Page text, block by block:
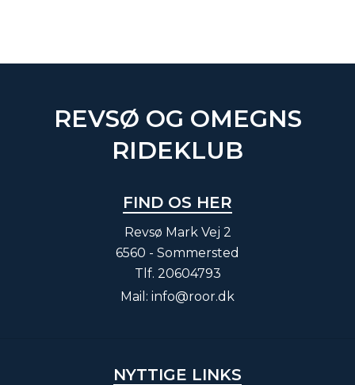
REVSØ OG OMEGNS
RIDEKLUB
FIND OS HER
Revsø Mark Vej 2
6560 - Sommersted
Tlf. 20604793
Mail: info@roor.dk
NYTTIGE LINKS